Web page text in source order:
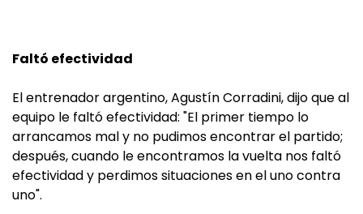
Faltó efectividad
El entrenador argentino, Agustín Corradini, dijo que al
equipo le faltó efectividad: "El primer tiempo lo
arrancamos mal y no pudimos encontrar el partido;
después, cuando le encontramos la vuelta nos faltó
efectividad y perdimos situaciones en el uno contra
uno".